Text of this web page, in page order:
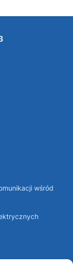
wśród